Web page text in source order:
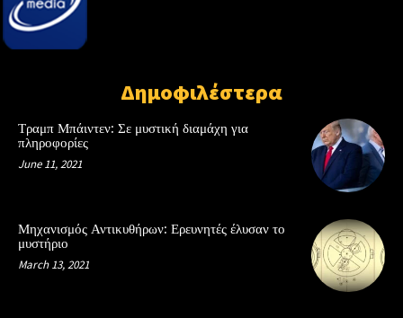
Δημοφιλέστερα
Τραμπ Μπάιντεν: Σε μυστική διαμάχη για
πληροφορίες
June 11, 2021
Μηχανισμός Αντικυθήρων: Ερευνητές έλυσαν το
μυστήριο
March 13, 2021